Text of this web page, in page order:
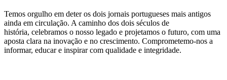
Temos orgulho em deter os dois jornais portugueses mais antigos
ainda em circulação. A caminho dos dois séculos de
história, celebramos o nosso legado e projetamos o futuro, com uma
aposta clara na inovação e no crescimento. Comprometemo-nos a
informar, educar e inspirar com qualidade e integridade.